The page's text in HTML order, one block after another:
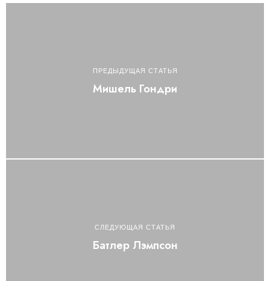
ПРЕДЫДУЩАЯ СТАТЬЯ
Мишель Гондри
СЛЕДУЮЩАЯ СТАТЬЯ
Батлер Лэмпсон